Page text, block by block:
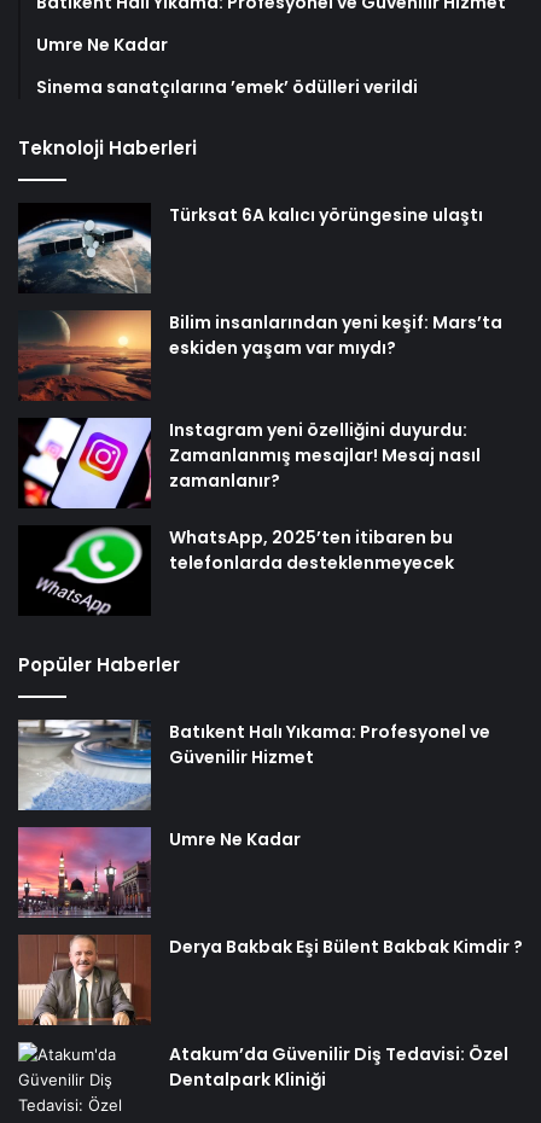
Umre Ne Kadar
Sinema sanatçılarına ’emek’ ödülleri verildi
Teknoloji Haberleri
Türksat 6A kalıcı yörüngesine ulaştı
Bilim insanlarından yeni keşif: Mars’ta
eskiden yaşam var mıydı?
Instagram yeni özelliğini duyurdu:
Zamanlanmış mesajlar! Mesaj nasıl
zamanlanır?
WhatsApp, 2025’ten itibaren bu
telefonlarda desteklenmeyecek
Popüler Haberler
Batıkent Halı Yıkama: Profesyonel ve
Güvenilir Hizmet
Umre Ne Kadar
Derya Bakbak Eşi Bülent Bakbak Kimdir ?
Atakum’da Güvenilir Diş Tedavisi: Özel
Dentalpark Kliniği